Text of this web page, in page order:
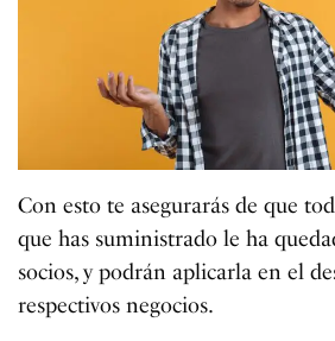
Con esto te asegurarás de que
que has suministrado le ha
socios, y podrán aplicarla en el
respectivos negocios.